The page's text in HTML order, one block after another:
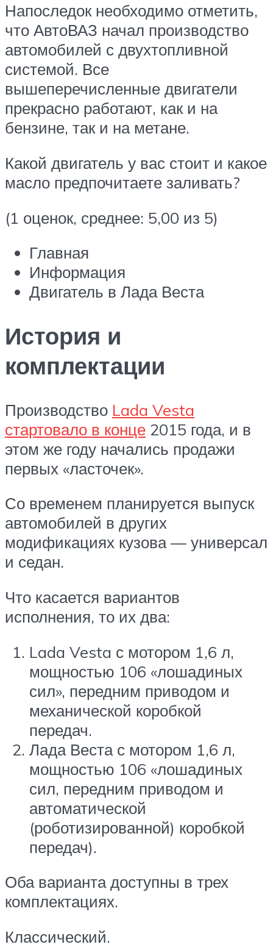
Напоследок необходимо отметить,
что АвтоВАЗ начал производство
автомобилей с двухтопливной
системой. Все
вышеперечисленные двигатели
прекрасно работают, как и на
бензине, так и на метане.
Какой двигатель у вас стоит и какое
масло предпочитаете заливать?
(1 оценок, среднее: 5,00 из 5)
Главная
Информация
Двигатель в Лада Веста
История и
комплектации
Производство Lada Vesta
стартовало в конце 2015 года, и в
этом же году начались продажи
первых «ласточек».
Со временем планируется выпуск
автомобилей в других
модификациях кузова — универсал
и седан.
Что касается вариантов
исполнения, то их два:
Lada Vesta с мотором 1,6 л,
мощностью 106 «лошадиных
сил», передним приводом и
механической коробкой
передач.
Лада Веста с мотором 1,6 л,
мощностью 106 «лошадиных
сил, передним приводом и
автоматической
(роботизированной) коробкой
передач).
Оба варианта доступны в трех
комплектациях.
Классический.